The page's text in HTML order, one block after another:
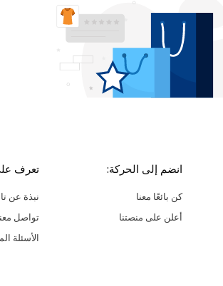
انضم إلى الحركة:
كن بائعًا معنا
أعلن على منصتنا
تعرف
نبذة عن
تواصل
الأسئلة